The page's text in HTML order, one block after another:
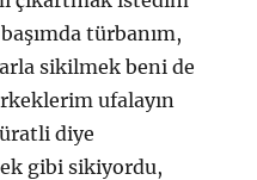
türbanım,
sikilmek beni de
ufalayın
diye
gibi sikiyordu,